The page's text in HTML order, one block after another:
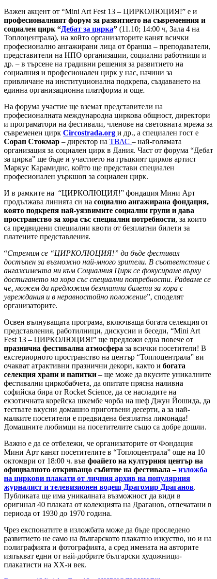
Важен акцент от “Mini Art Fest 13 – ЦИРКОЛЮЦИЯ!” е и
професионалният форум за развитието на съвременния и
социален цирк “Дебат за цирка” (11.10; 14:00 ч, Зала 4 на
Топлоцентрала), на който организаторите канят всички
професионално ангажирани лица от бранша – преподаватели,
представители на НПО организации, социални работници и
др. – в търсене на градивни решения за развитието на
социалния и професионален цирк у нас, начини за
привличане на институционална подкрепа, създаването на
единна организационна платформа и още.
На форума участие ще вземат представители на
професионалната международна циркова общност, директори
и програматори на фестивали, членове на световната мрежа за
съвременен цирк Circostrada.org и др., а специален гост е
Соран Стокмар – директор на ТВАС – най-голямата
организация за социален цирк в Дания. Част от форума “Дебат
за цирка” ще бъде и участието на гръцкият цирков артист
Маркус Карамидис, който ще представи специален
професионален уъркшоп за социален цирк.
И в рамките на “ЦИРКОЛЮЦИЯ!” фондация Мини Арт
продължава линията си на социално ангажирана фондация,
която подкрепя най-уязвимите социални групи и дава
пространство за хора със специални потребности, за които
са предвидени специални квоти от безплатни билети за
платените представления.
“Стремим се “ЦИРКОЛЮЦИЯ!” да бъде фестивал
достъпен за възможно най-много зрители. В съответствие с
ангажимента ни към Социалния Цирк се фокусираме върху
достигането на хора със специални потребности. Радваме се
че, можем да предложим безплатни билети за хора с
увреждания и в неравностойно положение”, споделят
организаторите.
Освен вълнуващата програма, включваща богата селекция от
представления, работилници, дискусии и беседи, “Mini Art
Fest 13 – ЦИРКОЛЮЦИЯ!” ще предложи една повече от
празнична фестивална атмосфера за всички посетители! В
екстериорното пространство на център “Топлоцентрала” ви
очакват атрактивни празнични декори, както и богата
селекция храни и напитки – ще може да вкусите уникалните
фестивални циркобабчета, да опитате прясна наливна
софийска бира от Rocket Science, да се насладите на
екзотичната корейска шкембе чорба на шеф Джун Йошида, да
тествате вкусни домашно приготвени десерти, а за най-
малките посетители е предвидена безплатна лимонада!
Домашните любимци на посетителите също са добре дошли.
Важно е да се отбележи, че организаторите от Фондация
Мини Арт канят посетителите в “Топлоцентрала” още на 10
октомври от 18:00 ч. във фоайето на културния център на
официалното откриващо събитие на фестивала –изложба
на циркови плакати от личния архив на популярния
журналист и телевизионен водещ Драгомир Драганов.
Публиката ще има уникалната възможност да види в
оригинал 40 плаката от колекцията на Драганов, отпечатани в
периода от 1930 до 1970 година.
Чрез експонатите в изложбата може да бъде проследено
развитието не само на българското плакатно изкуство, но и на
полиграфията и фотографията, а сред имената на авторите
изпъкват едни от най-добрите български художници-
плакатисти на ХХ-и век.